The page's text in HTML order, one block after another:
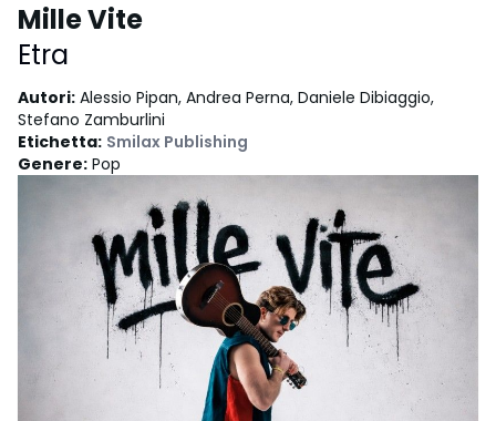
Mille Vite
Etra
Autori: Alessio Pipan, Andrea Perna, Daniele Dibiaggio,
Stefano Zamburlini
Etichetta: Smilax Publishing
Genere: Pop